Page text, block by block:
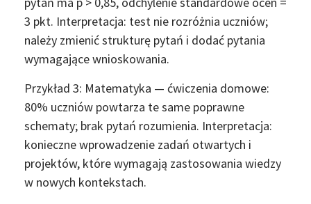
3 pkt. Interpretacja: test nie rozróżnia uczniów;
należy zmienić strukturę pytań i dodać pytania
wymagające wnioskowania.
Przykład 3: Matematyka — ćwiczenia domowe:
80% uczniów powtarza te same poprawne
schematy; brak pytań rozumienia. Interpretacja:
konieczne wprowadzenie zadań otwartych i
projektów, które wymagają zastosowania wiedzy
w nowych kontekstach.